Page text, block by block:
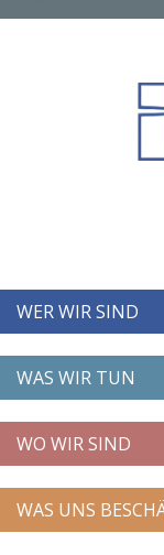
WER WIR SIND
WAS WIR TUN
WO WIR SIND
WAS UNS